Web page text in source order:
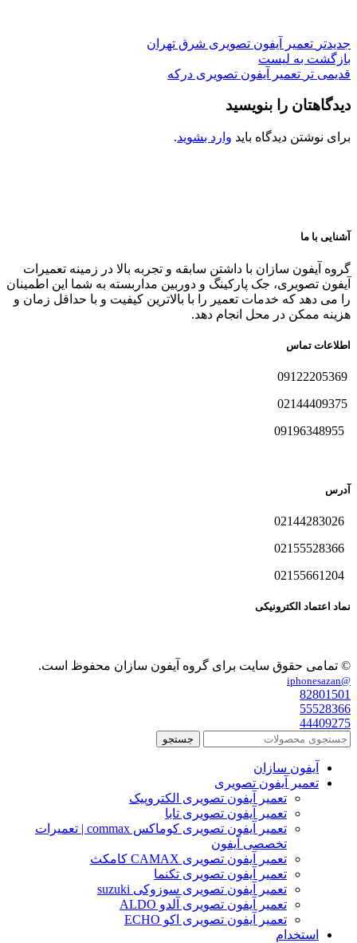
جدیدتر تعمیر آیفون تصویری شرق تهران
بازگشت به لیست
قدیمی تر تعمیر آیفون تصویری درکه
دیدگاهتان را بنویسید
برای نوشتن دیدگاه باید وارد بشوید.
آشنایی با ما
گروه آیفون سازان با داشتن سابقه و تجربه بالا در زمینه تعمیرات
آیفون تصویری، جک پارکینگ و دوربین مداربسته به شما این اطمینان
را می دهد که خدمات تعمیر را با بالاترین کیفیت و با حداقل زمان و
هزینه ممکن در محل انجام دهد.
اطلاعات تماس
آدرس
نماد اعتماد الکترونیکی
© تمامی حقوق سایت برای گروه آیفون سازان محفوظ است.
@iphonesazan
82801501
55528366
44409275
جستجو
آیفون سازان
تعمیر آیفون تصویری
تعمیر آیفون تصویری الکتروپیک
تعمیر آیفون تصویری تابا
تعمیر آیفون تصویری کوماکس commax | تعمیرات
تخصصی آیفون
تعمیر آیفون تصویری CAMAX کامکث
تعمیر آیفون تصویری تکنما
تعمیر آیفون تصویری سوزوکی suzuki
تعمیر آیفون تصویری آلدو ALDO
تعمیر آیفون تصویری اکو ECHO
استخدام